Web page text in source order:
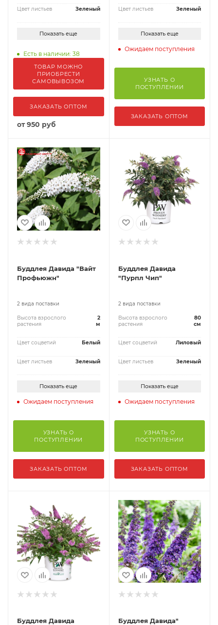
Цвет листьев Зеленый
Показать еще
Есть в наличии: 38
ТОВАР МОЖНО
ПРИОБРЕСТИ
САМОВЫВОЗОМ
ЗАКАЗАТЬ ОПТОМ
от950 руб
Цвет листьев Зеленый
Показать еще
Ожидаем поступления
УЗНАТЬ О
ПОСТУПЛЕНИИ
ЗАКАЗАТЬ ОПТОМ
Буддлея Давида "Вайт
Профьюжн"
2 вида поставки
Высота взрослого
растения
2
м
Цвет соцветий Белый
Цвет листьев Зеленый
Показать еще
Ожидаем поступления
УЗНАТЬ О
ПОСТУПЛЕНИИ
ЗАКАЗАТЬ ОПТОМ
Буддлея Давида
"Пурпл Чип"
2 вида поставки
Высота взрослого
растения
80
см
Цвет соцветий Лиловый
Цвет листьев Зеленый
Показать еще
Ожидаем поступления
УЗНАТЬ О
ПОСТУПЛЕНИИ
ЗАКАЗАТЬ ОПТОМ
Буддлея Давида Буддлея Давида"